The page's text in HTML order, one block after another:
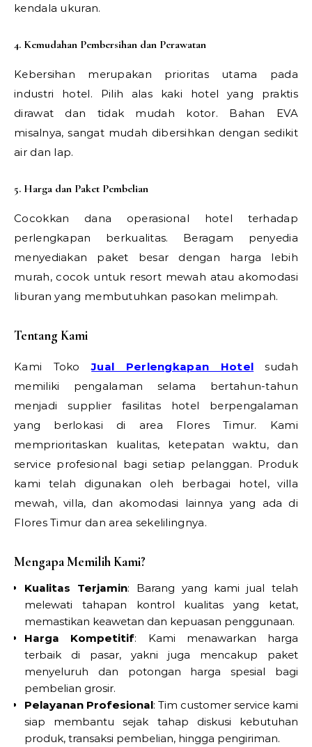
kendala ukuran.
4. Kemudahan Pembersihan dan Perawatan
Kebersihan merupakan prioritas utama pada
industri hotel. Pilih alas kaki hotel yang praktis
dirawat dan tidak mudah kotor. Bahan EVA
misalnya, sangat mudah dibersihkan dengan sedikit
air dan lap.
5. Harga dan Paket Pembelian
Cocokkan dana operasional hotel terhadap
perlengkapan berkualitas. Beragam penyedia
menyediakan paket besar dengan harga lebih
murah, cocok untuk resort mewah atau akomodasi
liburan yang membutuhkan pasokan melimpah.
Tentang Kami
Kami TokoJual Perlengkapan Hotel sudah
memiliki pengalaman selama bertahun-tahun
menjadi supplier fasilitas hotel berpengalaman
yang berlokasi di area Flores Timur. Kami
memprioritaskan kualitas, ketepatan waktu, dan
service profesional bagi setiap pelanggan. Produk
kami telah digunakan oleh berbagai hotel, villa
mewah, villa, dan akomodasi lainnya yang ada di
Flores Timur dan area sekelilingnya.
Mengapa Memilih Kami?
Kualitas Terjamin: Barang yang kami jual telah
melewati tahapan kontrol kualitas yang ketat,
memastikan keawetan dan kepuasan penggunaan.
Harga Kompetitif: Kami menawarkan harga
terbaik di pasar, yakni juga mencakup paket
menyeluruh dan potongan harga spesial bagi
pembelian grosir.
Pelayanan Profesional: Tim customer service kami
siap membantu sejak tahap diskusi kebutuhan
produk, transaksi pembelian, hingga pengiriman.